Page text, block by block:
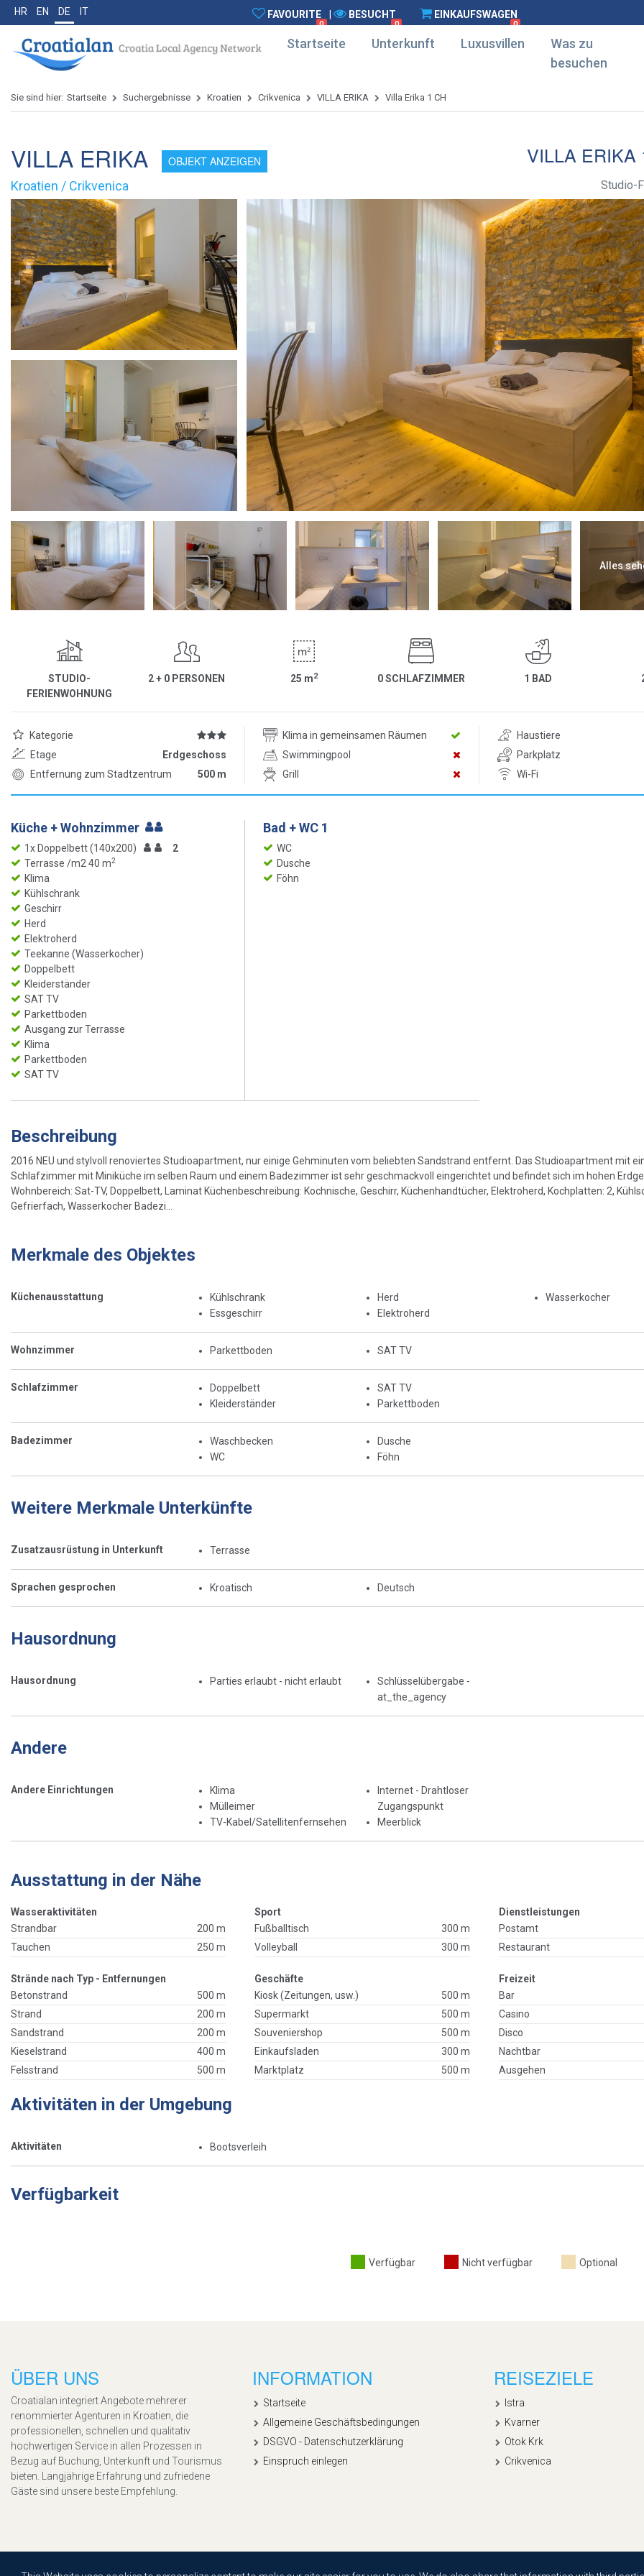
HR EN DE IT FAVOURITE
0
BESUCHT
0
EINKAUFSWAGEN
0
Startseite Unterkunft Luxusvillen
Was zu
besuchen
Sie sind hier: Startseite Suchergebnisse Kroatien Crikvenica VILLA ERIKA Villa Erika 1 CH
VILLA ERIKA OBJEKT ANZEIGEN VILLA ERIKA
Kroatien / Crikvenica Studio-
Alles
STUDIO-
FERIENWOHNUNG
2 + 0 PERSONEN 25 m2 0 SCHLAFZIMMER 1 BAD
Kategorie Klima in gemeinsamen Räumen
Haustiere
Etage
Erdgeschoss Swimmingpool
Parkplatz
Entfernung zum Stadtzentrum
500 m Grill Wi-Fi
Küche + Wohnzimmer
1x Doppelbett (140x200)
2
Terrasse /m2 40 m2
Klima
Kühlschrank
Geschirr
Herd
Elektroherd
Teekanne (Wasserkocher)
Doppelbett
Kleiderständer
SAT TV
Parkettboden
Ausgang zur Terrasse
Klima
Parkettboden
SAT TV
Bad + WC 1
WC
Dusche
Föhn
Beschreibung
2016 NEU und stylvoll renoviertes Studioapartment, nur einige Gehminuten vom beliebten Sandstrand entfernt. Das Studioapartment mit
Schlafzimmer mit Miniküche im selben Raum und einem Badezimmer ist sehr geschmackvoll eingerichtet und befindet sich im hohen
Wohnbereich: Sat-TV, Doppelbett, Laminat Küchenbeschreibung: Kochnische, Geschirr, Küchenhandtücher, Elektroherd, Kochplatten: 2,
Gefrierfach, Wasserkocher Badezi...
Merkmale des Objektes
Küchenausstattung
Kühlschrank
Essgeschirr
Herd
Elektroherd
Wasserkocher
Wohnzimmer Parkettboden SAT TV
Schlafzimmer
Doppelbett
Kleiderständer
SAT TV
Parkettboden
Badezimmer
Waschbecken
WC
Dusche
Föhn
Weitere Merkmale Unterkünfte
Zusatzausrüstung in Unterkunft Terrasse
Sprachen gesprochen Kroatisch Deutsch
Hausordnung
Hausordnung Parties erlaubt - nicht erlaubt
Schlüsselübergabe -
at_the_agency
Andere
Andere Einrichtungen
Klima
Mülleimer
TV-Kabel/Satellitenfernsehen
Internet - Drahtloser
Zugangspunkt
Meerblick
Ausstattung in der Nähe
Wasseraktivitäten
Strandbar
200 m
Tauchen
250 m
Strände nach Typ - Entfernungen
Betonstrand
500 m
Strand
200 m
Sandstrand
200 m
Kieselstrand
400 m
Felsstrand
500 m
Sport
Fußballtisch
300 m
Volleyball
300 m
Geschäfte
Kiosk (Zeitungen, usw.)
500 m
Supermarkt
500 m
Souveniershop
500 m
Einkaufsladen
300 m
Marktplatz
500 m
Dienstleistungen
Postamt
Restaurant
Freizeit
Bar
Casino
Disco
Nachtbar
Ausgehen
Aktivitäten in der Umgebung
Aktivitäten Bootsverleih
Verfügbarkeit
Verfügbar Nicht verfügbar Optional
ÜBER UNS
Croatialan integriert Angebote mehrerer
renommierter Agenturen in Kroatien, die
professionellen, schnellen und qualitativ
hochwertigen Service in allen Prozessen in
Bezug auf Buchung, Unterkunft und Tourismus
bieten. Langjährige Erfahrung und zufriedene
Gäste sind unsere beste Empfehlung.
INFORMATION
Startseite
Allgemeine Geschäftsbedingungen
DSGVO - Datenschutzerklärung
Einspruch einlegen
REISEZIELE
Istra
Kvarner
Otok Krk
Crikvenica